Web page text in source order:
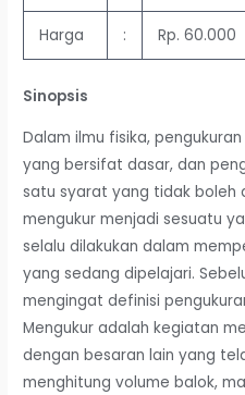
Harga : Rp. 60.000
Sinopsis
Dalam ilmu fisika,
yang bersifat dasar, dan
satu syarat yang tidak boleh
mengukur menjadi sesuatu
selalu dilakukan dalam
yang sedang dipelajari.
mengingat definisi
Mengukur adalah kegiatan
dengan besaran lain yang
menghitung volume balok,